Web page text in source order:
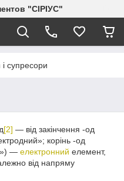
"СІРІУС"
і супресори
[2] — від закінчення -од
корінь -од
— електронний елемент,
від напряму